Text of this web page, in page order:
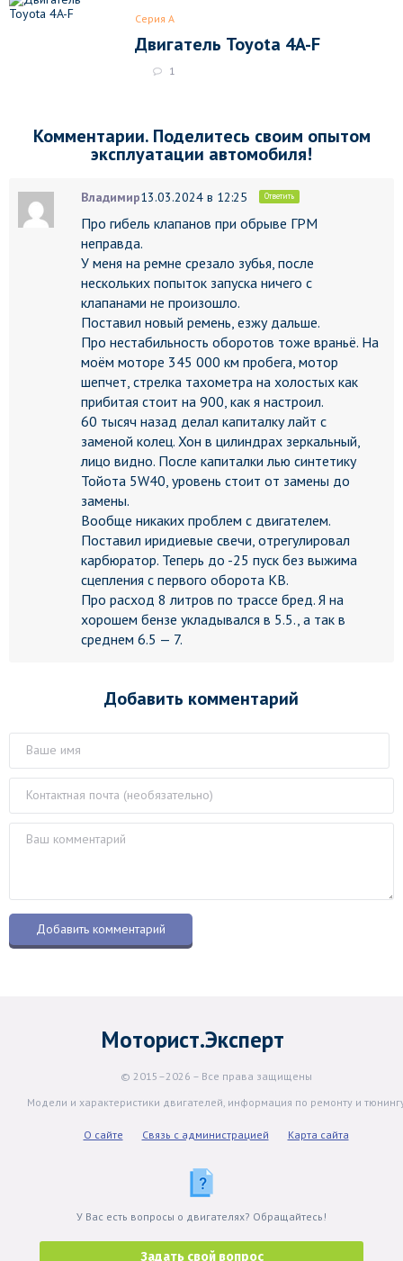
Серия A
Двигатель Toyota 4A-F
1
Комментарии. Поделитесь своим опытом
эксплуатации автомобиля!
Владимир13.03.2024 в 12:25 Ответить
Про гибель клапанов при обрыве ГРМ
неправда.
У меня на ремне срезало зубья, после
нескольких попыток запуска ничего с
клапанами не произошло.
Поставил новый ремень, езжу дальше.
Про нестабильность оборотов тоже враньё. На
моём моторе 345 000 км пробега, мотор
шепчет, стрелка тахометра на холостых как
прибитая стоит на 900, как я настроил.
60 тысяч назад делал капиталку лайт с
заменой колец. Хон в цилиндрах зеркальный,
лицо видно. После капиталки лью синтетику
Тойота 5W40, уровень стоит от замены до
замены.
Вообще никаких проблем с двигателем.
Поставил иридиевые свечи, отрегулировал
карбюратор. Теперь до -25 пуск без выжима
сцепления с первого оборота КВ.
Про расход 8 литров по трассе бред. Я на
хорошем бензе укладывался в 5.5., а так в
среднем 6.5 — 7.
Добавить комментарий
Моторист.Эксперт
© 2015–2026 – Все права защищены
Модели и характеристики двигателей, информация по ремонту и
О сайте Связь с администрацией Карта сайта
У Вас есть вопросы о двигателях? Обращайтесь!
Задать свой вопрос